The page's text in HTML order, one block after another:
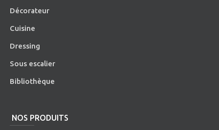
Décorateur
Cuisine
Dressing
Sous escalier
Bibliothèque
NOS PRODUITS